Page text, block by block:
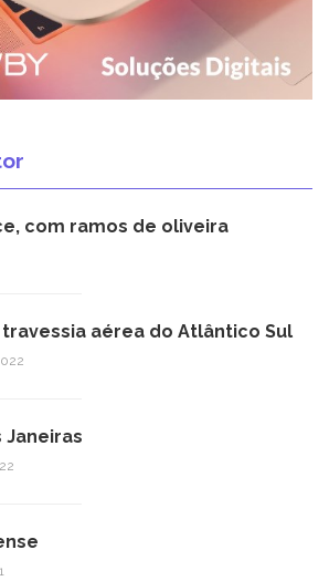
com ramos de oliveira
aérea do Atlântico Sul
Janeiras